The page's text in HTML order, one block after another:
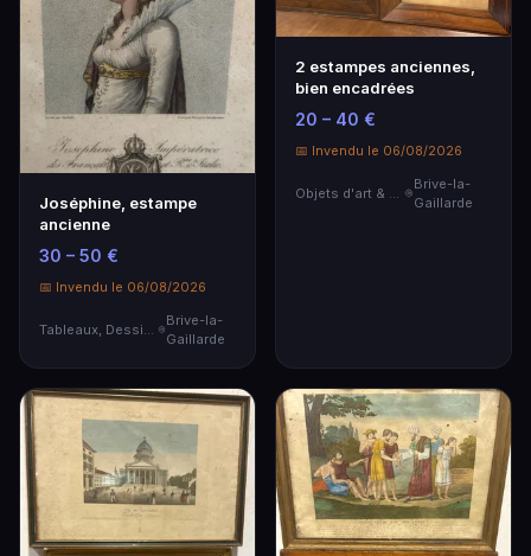
Joséphine, estampe
ancienne
30 – 50 €
📅 Invendu le 06/08/2026
Tableaux, Dessins & Estampes
Brive-la-
Gaillarde
2 estampes anciennes,
bien encadrées
20 – 40 €
📅 Invendu le 06/08/2026
Brive-la-
Gaillarde